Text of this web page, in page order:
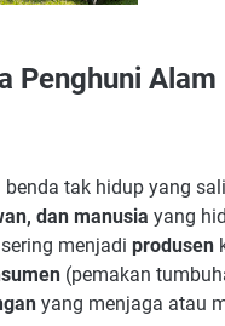
Penghuni Alam
tak hidup yang
dan manusia yang
menjadi produsen
(pemakan
yang menjaga atau